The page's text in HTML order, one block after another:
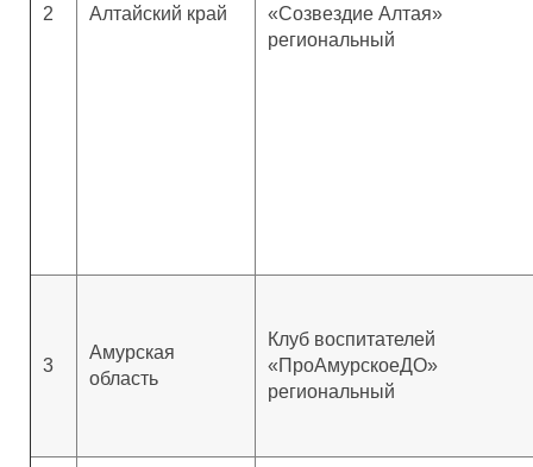
2 Алтайский край
«Созвездие Алтая»
региональный
3
Амурская
область
Клуб воспитателей
«ПроАмурскоеДО»
региональный